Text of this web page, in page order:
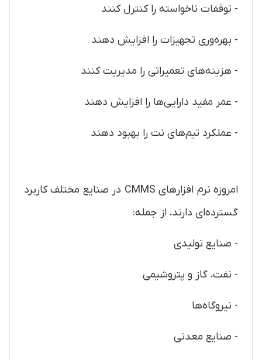
- توقفات ناخواسته را کنترل کنند
- بهره‌وری تجهیزات را افزایش دهند
- هزینه‌های تعمیراتی را مدیریت کنند
- عمر مفید دارایی‌ها را افزایش دهند
- عملکرد تیم‌های نت را بهبود دهند
امروزه نرم افزارهای CMMS در صنایع مختلف کاربرد
گسترده‌ای دارند، از جمله:
- صنایع تولیدی
- نفت، گاز و پتروشیمی
- نیروگاه‌ها
- صنایع معدنی